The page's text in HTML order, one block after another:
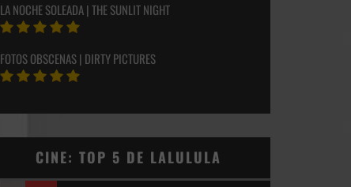
LA NOCHE SOLEADA | THE SUNLIT NIGHT
FOTOS OBSCENAS | DIRTY PICTURES
CINE: TOP 5 DE LALULULA